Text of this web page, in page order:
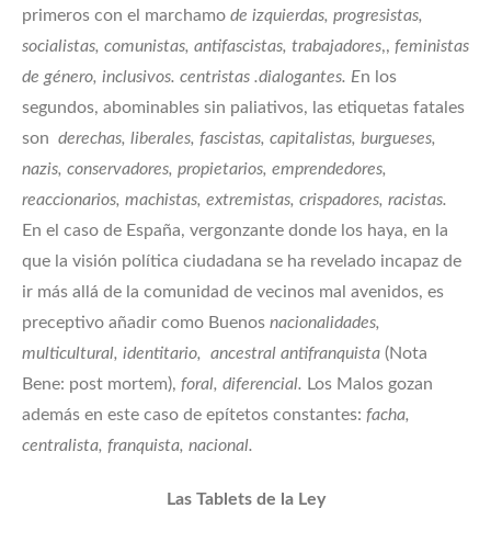
primeros con el marchamo de izquierdas, progresistas,
socialistas, comunistas, antifascistas, trabajadores,, feministas
de género, inclusivos. centristas .dialogantes. En los
segundos, abominables sin paliativos, las etiquetas fatales
son derechas, liberales, fascistas, capitalistas, burgueses,
nazis, conservadores, propietarios, emprendedores,
reaccionarios, machistas, extremistas, crispadores, racistas.
En el caso de España, vergonzante donde los haya, en la
que la visión política ciudadana se ha revelado incapaz de
ir más allá de la comunidad de vecinos mal avenidos, es
preceptivo añadir como Buenos nacionalidades,
multicultural, identitario, ancestral antifranquista (Nota
Bene: post mortem), foral, diferencial. Los Malos gozan
además en este caso de epítetos constantes: facha,
centralista, franquista, nacional.
Las Tablets de la Ley